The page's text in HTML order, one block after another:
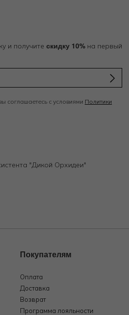
и получите скидку 10% на первый
соглашаетесь с условиями Политики
"Дикой Орхидеи"
Покупателям
Оплата
Доставка
Возврат
Программа лояльности